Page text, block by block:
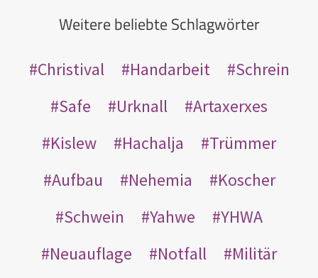
Weitere beliebte Schlagwörter
Christival Handarbeit
Schrein
Safe
Urknall
Artaxerxes
Kislew
Hachalja
Trümmer
Aufbau
Nehemia
Koscher
Schwein
Yahwe
YHWA
Neuauflage
Notfall
Militär